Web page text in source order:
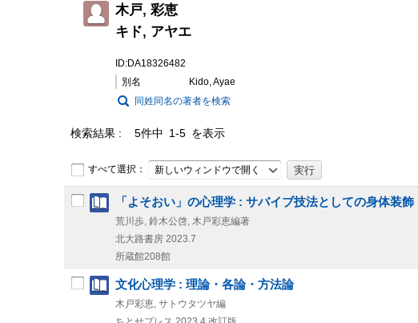
木戸, 彩恵
キド, アヤエ
ID:DA18326482
別名
Kido, Ayae
同姓同名の著者を検索
検索結果 5件中 1-5 を表示
すべて選択： 新しいウィンドウで開く
「よそおい」の心理学 : サバイブ技法としての身体装飾
荒川歩, 鈴木公啓, 木戸彩恵編著
北大路書房 2023.7
所蔵館208館
文化心理学 : 理論・各論・方法論
木戸彩恵, サトウタツヤ編